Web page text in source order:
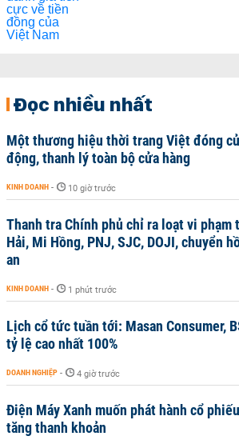
Đọc nhiều nhất
Một thương hiệu thời trang Việt đóng
động, thanh lý toàn bộ cửa hàng
KINH DOANH - 10 giờ trước
Thanh tra Chính phủ chỉ ra loạt vi phạm
Hải, Mi Hồng, PNJ, SJC, DOJI, chuyển
an
KINH DOANH - 1 phút trước
Lịch cổ tức tuần tới: Masan Consumer,
tỷ lệ cao nhất 100%
DOANH NGHIỆP - 4 giờ trước
Điện Máy Xanh muốn phát hành cổ
tăng thanh khoản